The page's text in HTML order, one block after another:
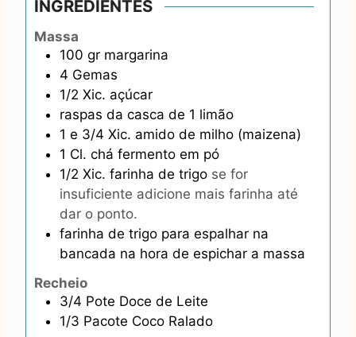
INGREDIENTES
Massa
100 gr margarina
4 Gemas
1/2 Xic. açúcar
raspas da casca de 1 limão
1 e 3/4 Xic. amido de milho (maizena)
1 Cl. chá fermento em pó
1/2 Xic. farinha de trigo se for
insuficiente adicione mais farinha até
dar o ponto.
farinha de trigo para espalhar na
bancada na hora de espichar a massa
Recheio
3/4 Pote Doce de Leite
1/3 Pacote Coco Ralado